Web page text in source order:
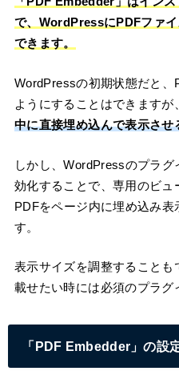
で、WordPressにPDFファ
できます。
WordPressの初期状態だと、
ようにすることはできますが
中に直接埋め込んで表示させ
しかし、WordPressのプラ
効化することで、専用のビュ
PDFをページ内に埋め込み表
す。
表示サイズを調整すること
載せたい時には必須のプラグ
「PDF Embedder」の設